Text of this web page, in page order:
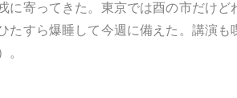
寄ってきた。東京では酉の市だけ
すら爆睡して今週に備えた。講演
。